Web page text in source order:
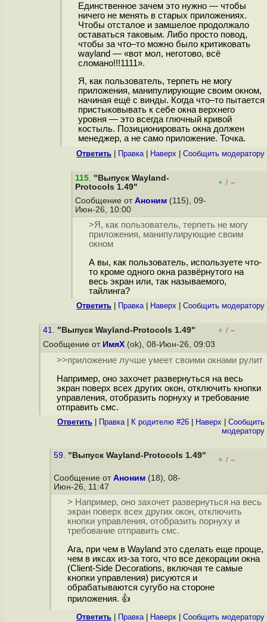
Единственное зачем это нужно — чтобы
ничего не менять в старых приложениях.
Чтобы отсталое и замшелое продолжало
оставаться таковым. Либо просто повод,
чтобы за что–то можно было критиковать
wayland — «вот мол, неготово, всё
сломано!!!1111».
Я, как пользователь, терпеть не могу
приложения, манипулирующие своим окном,
начиная ещё с винды. Когда что–то пытается
пристыковывать к себе окна верхнего
уровня — это всегда глючный кривой
костыль. Позиционировать окна должен
менеджер, а не само приложение. Точка.
Ответить Правка| Наверх Cообщить модератору
115. "Выпуск Wayland-
Protocols 1.49"
+ / –
Сообщение от Аноним (115), 09-
Июн-26, 10:00
>Я, как пользователь, терпеть не могу
приложения, манипулирующие своим
окном
А вы, как пользователь, используете что-
то кроме одного окна развёрнутого на
весь экран или, так называемого,
тайлинга?
Ответить Правка| Наверх Cообщить модератору
41. "Выпуск Wayland-Protocols 1.49" + / –
Сообщение от ИмяХ (ok), 08-Июн-26, 09:03
>>приложение лучше умеет своими окнами рулит
Например, оно захочет развернуться на весь
экран поверх всех других окон, отключить кнопки
управления, отобразить порнуху и требование
отправить смс.
Ответить Правка| К родителю #26 Наверх
Cообщить
модератору
59. "Выпуск Wayland-Protocols 1.49" + / –
Сообщение от Аноним (18), 08-
Июн-26, 11:47
> Например, оно захочет развернуться на весь
экран поверх всех других окон, отключить
кнопки управления, отобразить порнуху и
требование отправить смс.
Ага, при чем в Wayland это сделать еще проще,
чем в иксах из-за того, что все декорации окна
(Client-Side Decorations, включая те самые
кнопки управления) рисуются и
обрабатываются сугубо на стороне
приложения. 👍
Ответить Правка| Наверх Cообщить модератору